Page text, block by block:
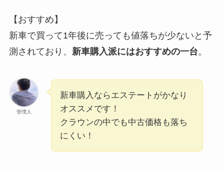
【おすすめ】
新車で買って1年後に売っても値落ちが少ないと予
測されており、 新車購入派にはおすすめの一台。
管理人
新車購入ならエステートがかなり
オススメです！
クラウンの中でも中古価格も落ち
にくい！